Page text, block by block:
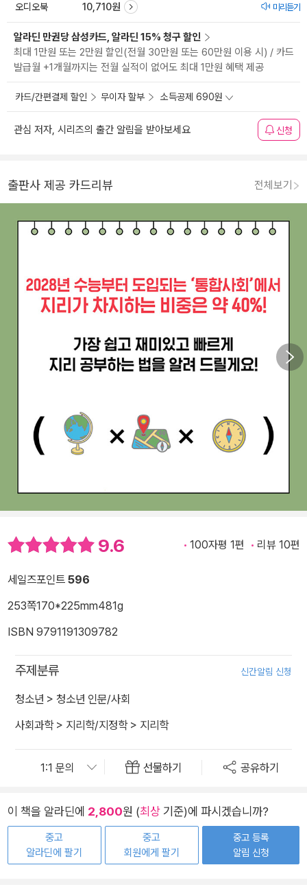
오디오북 10,710원 미리듣기
알라딘 만권당 삼성카드, 알라딘 15% 청구 할인
최대 1만원 또는 2만원 할인(전월 30만원 또는 60만원 이용 시) / 카드
발급월 +1개월까지는 전월 실적이 없어도 최대 1만원 혜택 제공
카드/간편결제 할인 무이자 할부 소득공제 690원
관심 저자, 시리즈의 출간 알림을 받아보세요 신청
출판사 제공 카드리뷰 전체보기
9.6 100자평 1편 리뷰 10편
세일즈포인트 596
253쪽170*225mm481g
ISBN 9791191309782
주제분류 신간알림 신청
청소년 > 청소년 인문/사회
사회과학> 지리학/지정학> 지리학
선물하기 공유하기
이 책을 알라딘에 2,800원 (최상 기준)에 파시겠습니까?
중고
알라딘에 팔기
중고
회원에게 팔기
중고 등록
알림 신청